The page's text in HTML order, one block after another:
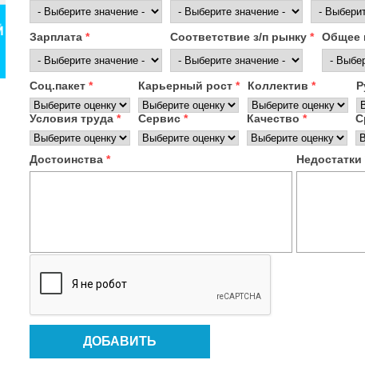
Зарплата * Соответствие з/п рынку * Общее
Соц.пакет * Карьерный рост * Коллектив *
Условия труда * Сервис * Качество *
Достоинства * Недостатки